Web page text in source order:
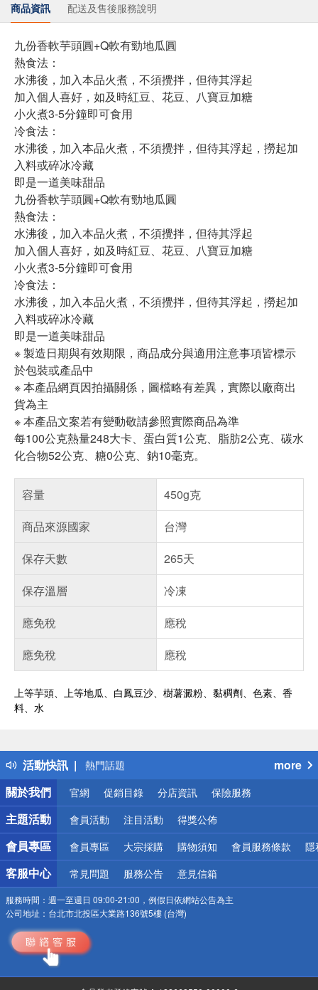
商品資訊 配送及售後服務說明
九份香軟芋頭圓+Q軟有勁地瓜圓
熱食法：
水沸後，加入本品火煮，不須攪拌，但待其浮起
加入個人喜好，如及時紅豆、花豆、八寶豆加糖
小火煮3-5分鐘即可食用
冷食法：
水沸後，加入本品火煮，不須攪拌，但待其浮起，撈起加
入料或碎冰冷藏
即是一道美味甜品
九份香軟芋頭圓+Q軟有勁地瓜圓
熱食法：
水沸後，加入本品火煮，不須攪拌，但待其浮起
加入個人喜好，如及時紅豆、花豆、八寶豆加糖
小火煮3-5分鐘即可食用
冷食法：
水沸後，加入本品火煮，不須攪拌，但待其浮起，撈起加
入料或碎冰冷藏
即是一道美味甜品
※ 製造日期與有效期限，商品成分與適用注意事項皆標示
於包裝或產品中
※ 本產品網頁因拍攝關係，圖檔略有差異，實際以廠商出
貨為主
※ 本產品文案若有變動敬請參照實際商品為準
每100公克熱量248大卡、蛋白質1公克、脂肪2公克、碳水
化合物52公克、糖0公克、鈉10毫克。
容量
450g克
商品來源國家
台灣
保存天數
265天
保存溫層
冷凍
應免稅
應稅
應免稅
應稅
上等芋頭、上等地瓜、白鳳豆沙、樹薯澱粉、黏稠劑、色素、香
料、水
活動快訊
得獎公告
熱門話題
銀行優惠
偏遠地區配送
詐騙網頁！請小心！
more
關於我們
官網 促銷目錄 分店資訊 保險服務
主題活動 會員活動 注目活動 得獎公佈
會員專區 會員專區 大宗採購 購物須知 會員服務條款 隱
客服中心 常見問題 服務公告 意見信箱
服務時間： 週一至週日 09:00-21:00，例假日依網站公告為主
公司地址： 台北市北投區大業路136號5樓 (台灣)